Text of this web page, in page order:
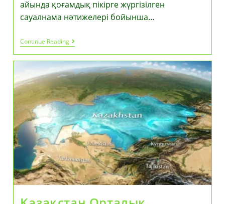
айында қоғамдық пікірге жүргізілген
сауалнама нәтижелері бойынша…
Continue ReadingҚоғамдық
Топтасу:
Әлеуметтік
Сауалнама
Президент
Саясатына
Ауқымды
Қолдауды
Айқындады